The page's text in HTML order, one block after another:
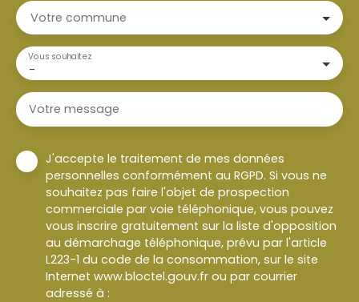
Votre commune
-
Vous souhaitez
Votre message
J'accepte le traitement de mes données
personnelles conformément au RGPD. Si vous ne
souhaitez pas faire l'objet de prospection
commerciale par voie téléphonique, vous pouvez
vous inscrire gratuitement sur la liste d'opposition
au démarchage téléphonique, prévu par l'article
L223-1 du code de la consommation, sur le site
Internet www.bloctel.gouv.fr ou par courrier
adressé à :